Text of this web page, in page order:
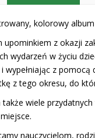
kolorowy
upominkiem z okazji
wydarzeń w życiu
wypełniając z
z tego okresu, do
także wiele
nauczycielom,